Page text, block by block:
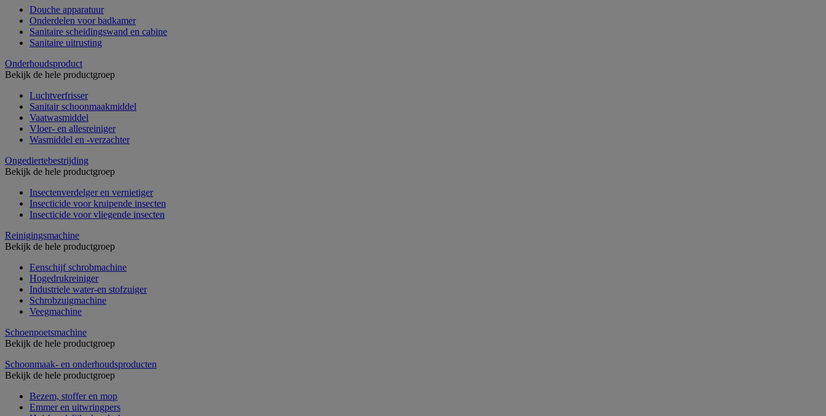
Douche apparatuur
Onderdelen voor badkamer
Sanitaire scheidingswand en cabine
Sanitaire uitrusting
Onderhoudsproduct
Bekijk de hele productgroep
Luchtverfrisser
Sanitair schoonmaakmiddel
Vaatwasmiddel
Vloer- en allesreiniger
Wasmiddel en -verzachter
Ongediertebestrijding
Bekijk de hele productgroep
Insectenverdelger en vernietiger
Insecticide voor kruipende insecten
Insecticide voor vliegende insecten
Reinigingsmachine
Bekijk de hele productgroep
Eenschijf schrobmachine
Hogedrukreiniger
Industriele water-en stofzuiger
Schrobzuigmachine
Veegmachine
Schoenpoetsmachine
Bekijk de hele productgroep
Schoonmaak- en onderhoudsproducten
Bekijk de hele productgroep
Bezem, stoffer en mop
Emmer en uitwringpers